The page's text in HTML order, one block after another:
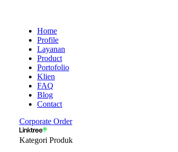
Home
Profile
Layanan
Product
Portofolio
Klien
FAQ
Blog
Contact
Corporate Order
Kategori Produk